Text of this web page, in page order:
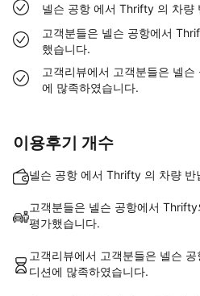
넬슨 공항 에서 Thrifty 의 차량
고객분들은 넬슨 공항에서
했습니다.
고객리뷰에서 고객분들은 넬
에 많족하였습니다.
이용후기 개수
넬슨 공항 에서 Thrifty 의 차량 반
고객분들은 넬슨 공항에서
평가했습니다.
고객리뷰에서 고객분들은 넬슨
디션에 많족하였습니다.